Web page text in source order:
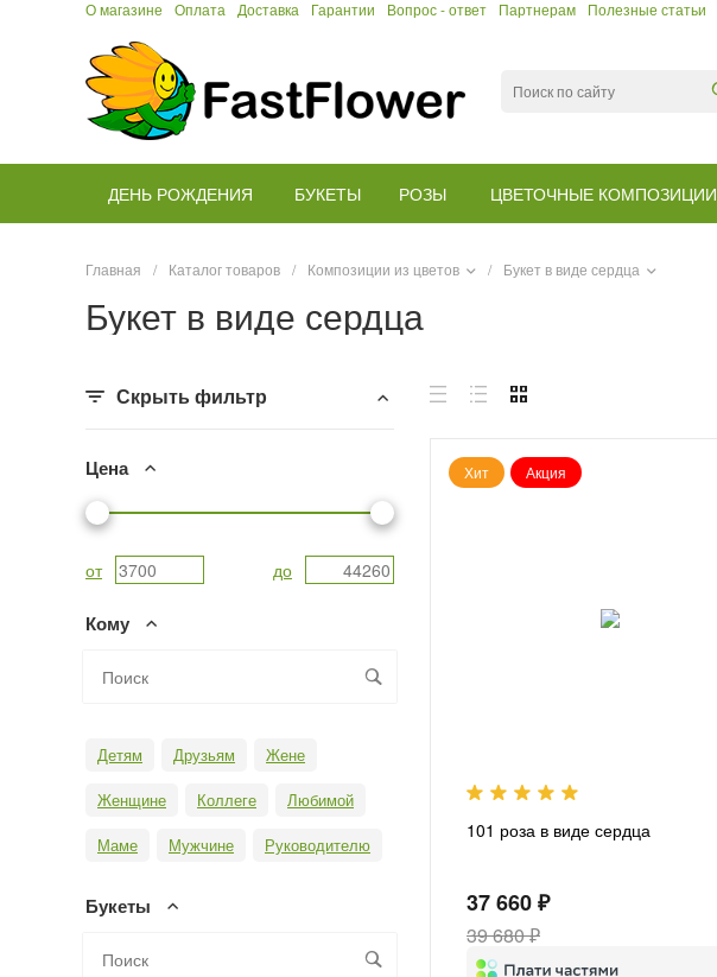
О магазине Оплата Доставка Гарантии Вопрос - ответ Партнерам Полезные статьи
ДЕНЬ РОЖДЕНИЯ БУКЕТЫ РОЗЫ ЦВЕТОЧНЫЕ КОМПОЗИЦИИ
Главная / Каталог товаров / Композиции из цветов / Букет в виде сердца
Букет в виде сердца
Скрыть фильтр
Цена
от до
Кому
Детям Друзьям
Жене
Женщине
Коллеге
Любимой
Маме
Мужчине Руководителю
Букеты
Хит Акция
101 роза в виде сердца
37 660 ₽
39 680 ₽